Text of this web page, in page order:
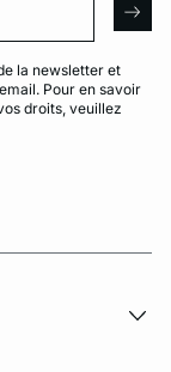
la newsletter et
Pour en savoir
droits, veuillez